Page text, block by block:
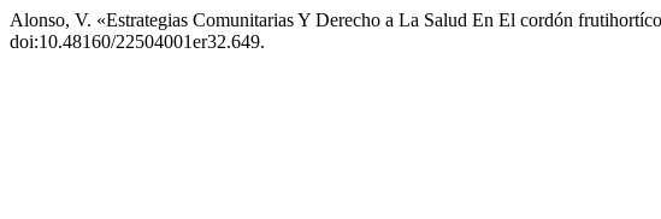
Alonso, V. «Estrategias Comunitarias Y Derecho a La Salud En El cordón
doi:10.48160/22504001er32.649.